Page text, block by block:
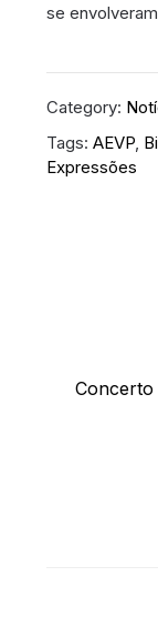
se
Category:
Tags:AEVP,
Expressões
Concerto